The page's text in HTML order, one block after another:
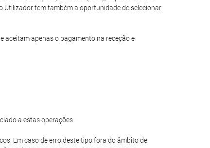
Utilizador tem também a oportunidade de selecionar
aceitam apenas o pagamento na receção e
a estas operações.
Em caso de erro deste tipo fora do âmbito de